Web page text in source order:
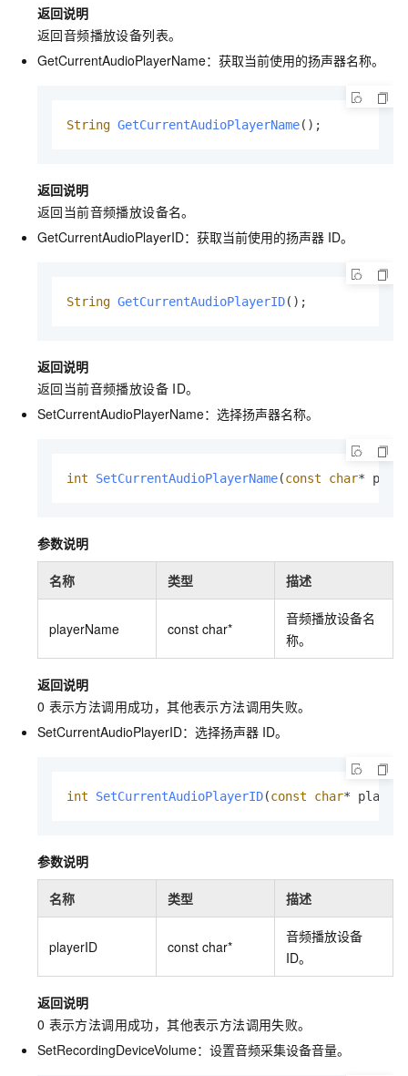
返回说明
返回音频播放设备列表。
GetCurrentAudioPlayerName：获取当前使用的扬声器名称。
String GetCurrentAudioPlayerName() ;
返回说明
返回当前音频播放设备名。
GetCurrentAudioPlayerID：获取当前使用的扬声器 ID。
String GetCurrentAudioPlayerID() ;
返回说明
返回当前音频播放设备 ID。
SetCurrentAudioPlayerName：选择扬声器名称。
int SetCurrentAudioPlayerName(const char*
参数说明
名称 类型 描述
playerName const char*
音频播放设备名
称。
返回说明
0 表示方法调用成功，其他表示方法调用失败。
SetCurrentAudioPlayerID：选择扬声器 ID。
int SetCurrentAudioPlayerID(const char*
参数说明
名称 类型 描述
playerID const char*
音频播放设备
ID。
返回说明
0 表示方法调用成功，其他表示方法调用失败。
SetRecordingDeviceVolume：设置音频采集设备音量。